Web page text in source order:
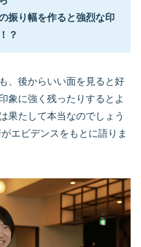
振り幅を作ると強烈な印
？
、後からいい面を見ると好
象に強く残ったりするとよ
果たして本当なのでしょう
エビデンスをもとに語りま